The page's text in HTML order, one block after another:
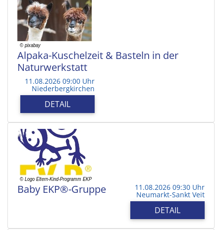
Alpaka-Kuschelzeit & Basteln in der
Naturwerkstatt
11.08.2026 09:00 Uhr
Niederbergkirchen
DETAIL
Baby EKP®-Gruppe 11.08.2026 09:30 Uhr
Neumarkt-Sankt Veit
DETAIL